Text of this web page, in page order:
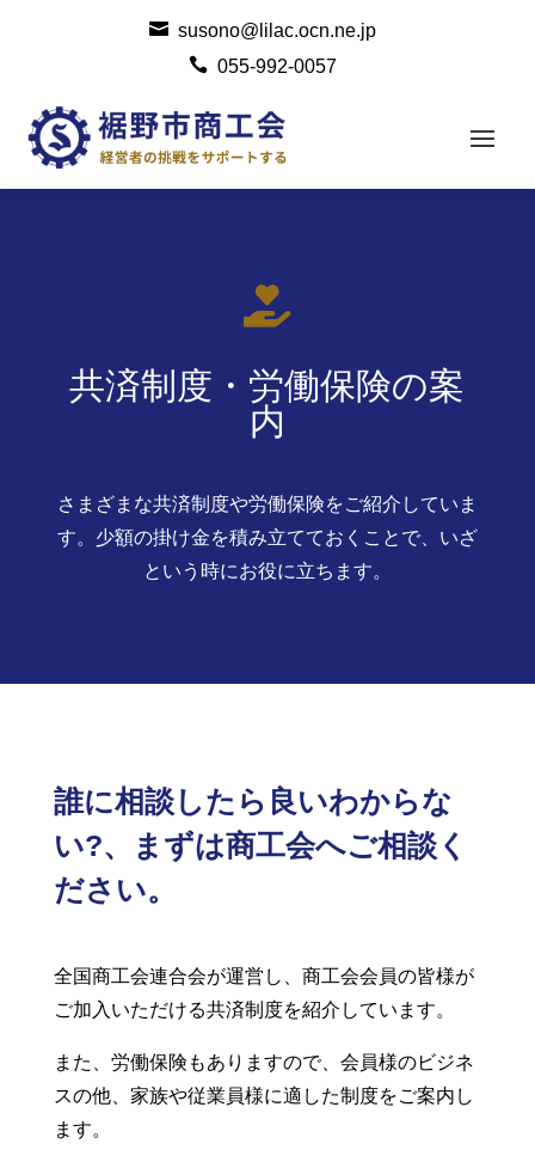
 susono@lilac.ocn.ne.jp
 055-992-0057

共済制度・労働保険の案
内
さまざまな共済制度や労働保険をご紹介していま
す。少額の掛け金を積み立てておくことで、いざ
という時にお役に立ちます。
誰に相談したら良いわからな
い?、まずは商工会へご相談く
ださい。
全国商工会連合会が運営し、商工会会員の皆様が
ご加入いただける共済制度を紹介しています。
また、労働保険もありますので、会員様のビジネ
スの他、家族や従業員様に適した制度をご案内し
ます。